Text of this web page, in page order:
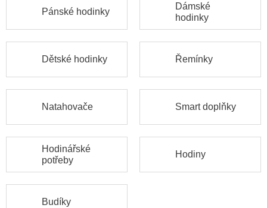
Pánské hodinky
Dámské
hodinky
Dětské hodinky Řemínky
Natahovače Smart doplňky
Hodinářské
potřeby
Hodiny
Budíky